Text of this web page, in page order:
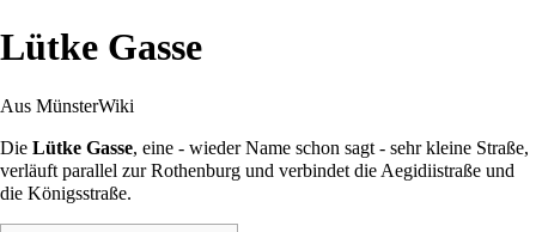
Lütke Gasse
Aus MünsterWiki
Die Lütke Gasse, eine - wieder Name schon sagt - sehr kleine Straße,
verläuft parallel zurRothenburg und verbindet die Aegidiistraße und
die Königsstraße.